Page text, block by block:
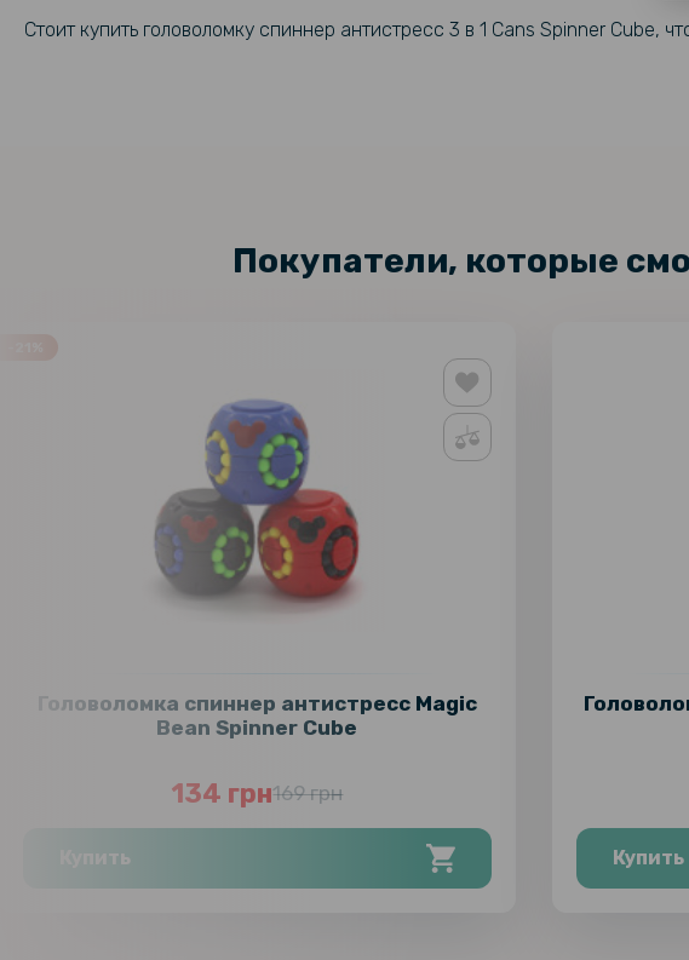
Стоит купить головоломку спиннер антистресс 3 в 1 Cans Spinner Cube,
Покупатели, которые
Головоломка спиннер антистресс Magic
Bean Spinner Cube
134 грн169 грн
Купить Купить